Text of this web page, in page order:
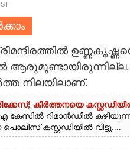
നിലയിലാണ്.
കീർത്തനയെ
കേസിൽ റിമാൻഡിൽ
കസ്റ്റഡിയിൽ വിട്ടു....